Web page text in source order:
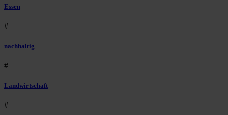
Essen
#
nachhaltig
#
Landwirtschaft
#